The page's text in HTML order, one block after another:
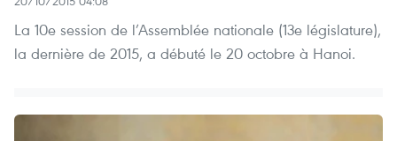
La 10e session de l’Assemblée nationale (13e législature),
la dernière de 2015, a débuté le 20 octobre à Hanoi.